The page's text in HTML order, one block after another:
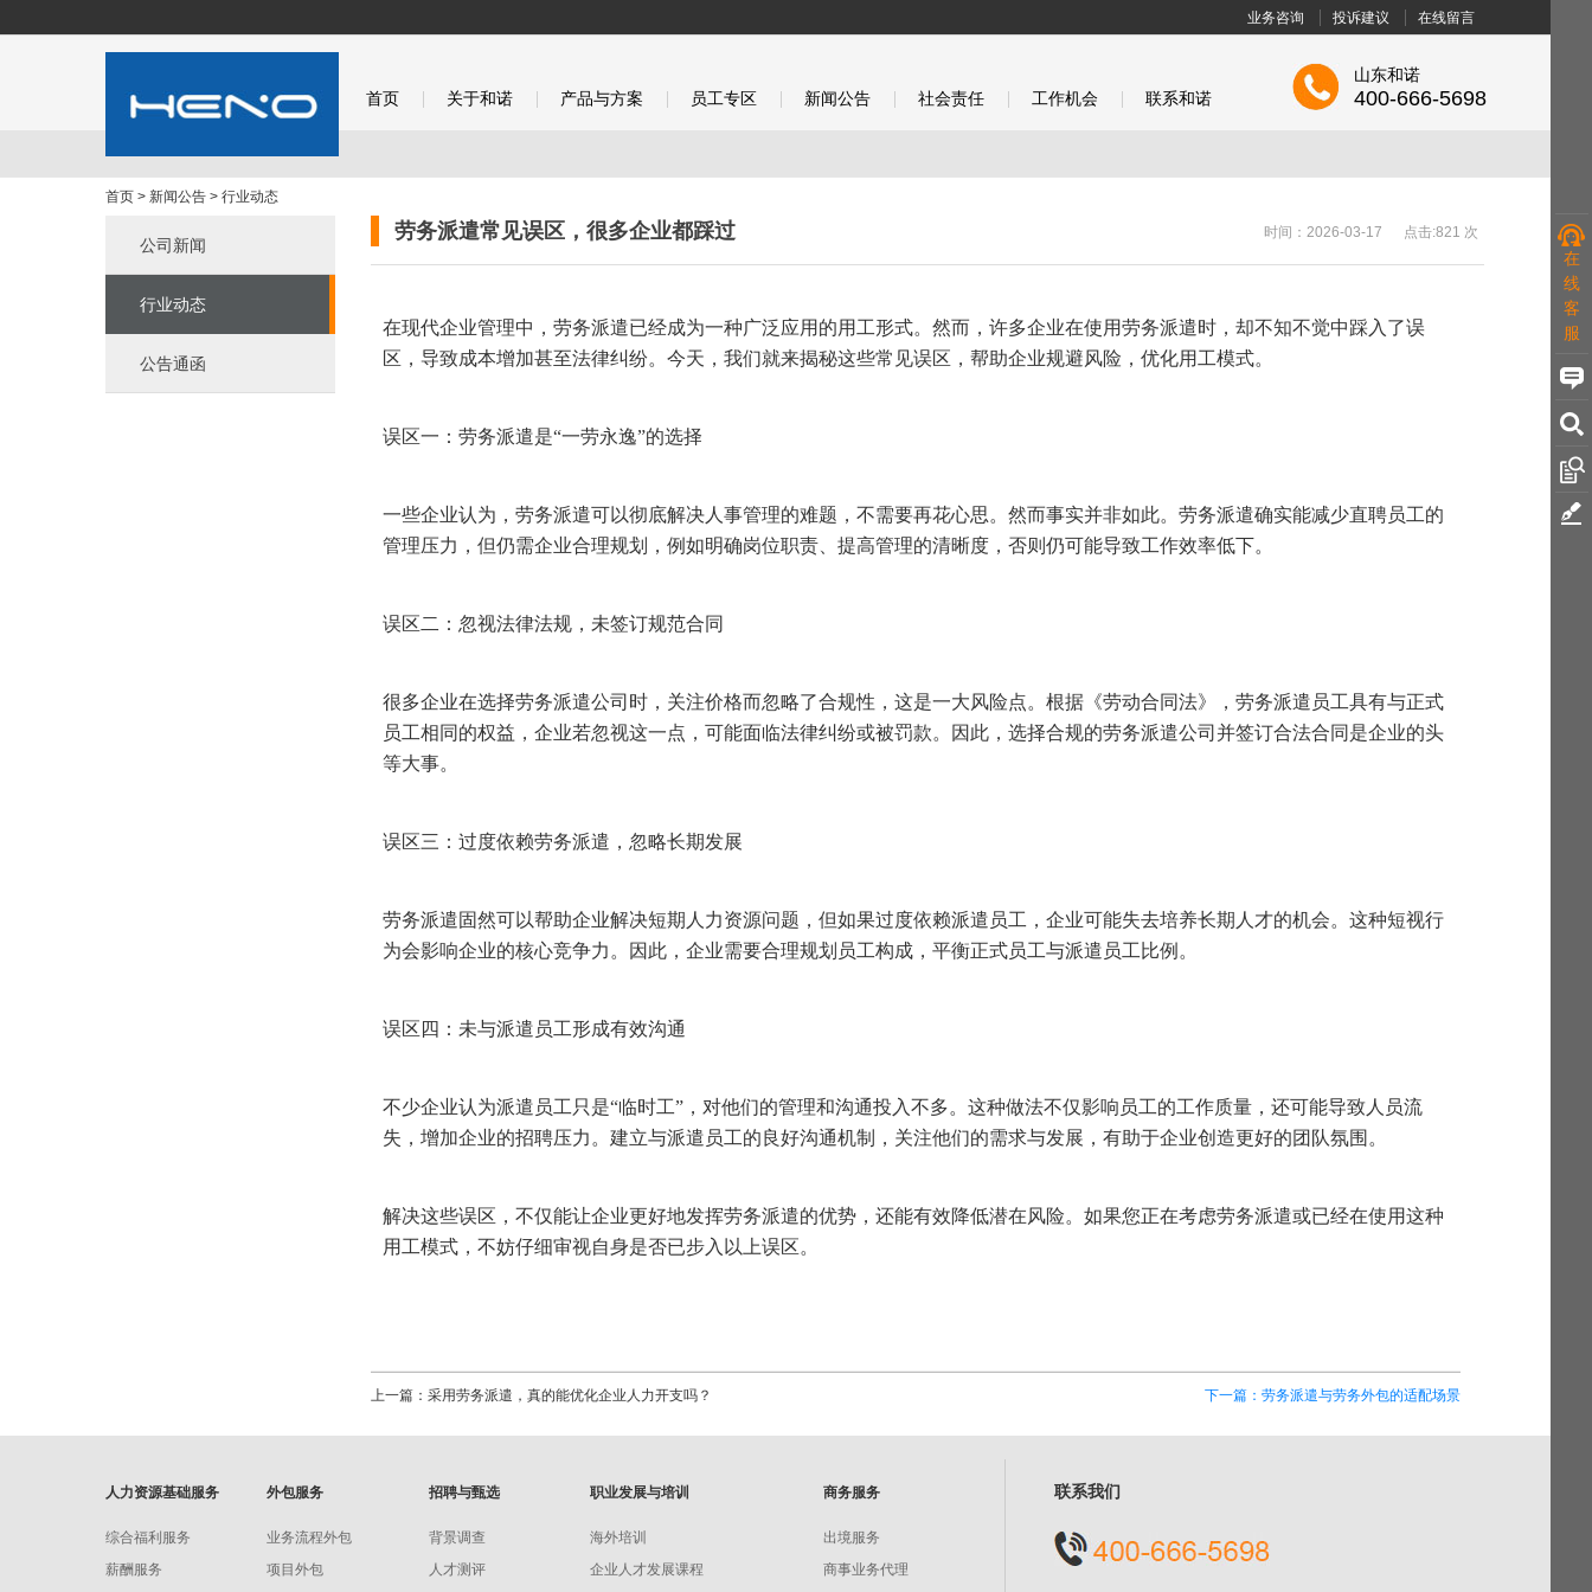
业务咨询 投诉建议 在线留言
首页 关于和诺 产品与方案 员工专区 新闻公告 社会责任 工作机会 联系和诺
山东和诺
400-666-5698
首页 > 新闻公告 > 行业动态
公司新闻
行业动态
公告通函
劳务派遣常见误区，很多企业都踩过 时间：2026-03-17 点击:821 次
在现代企业管理中，劳务派遣已经成为一种广泛应用的用工形式。然而，许多企业在使用劳务派遣时，却不知不觉中踩入了误
区，导致成本增加甚至法律纠纷。今天，我们就来揭秘这些常见误区，帮助企业规避风险，优化用工模式。
误区一：劳务派遣是“一劳永逸”的选择
一些企业认为，劳务派遣可以彻底解决人事管理的难题，不需要再花心思。然而事实并非如此。劳务派遣确实能减少直聘员工的
管理压力，但仍需企业合理规划，例如明确岗位职责、提高管理的清晰度，否则仍可能导致工作效率低下。
误区二：忽视法律法规，未签订规范合同
很多企业在选择劳务派遣公司时，关注价格而忽略了合规性，这是一大风险点。根据《劳动合同法》，劳务派遣员工具有与正式
员工相同的权益，企业若忽视这一点，可能面临法律纠纷或被罚款。因此，选择合规的劳务派遣公司并签订合法合同是企业的头
等大事。
误区三：过度依赖劳务派遣，忽略长期发展
劳务派遣固然可以帮助企业解决短期人力资源问题，但如果过度依赖派遣员工，企业可能失去培养长期人才的机会。这种短视行
为会影响企业的核心竞争力。因此，企业需要合理规划员工构成，平衡正式员工与派遣员工比例。
误区四：未与派遣员工形成有效沟通
不少企业认为派遣员工只是“临时工”，对他们的管理和沟通投入不多。这种做法不仅影响员工的工作质量，还可能导致人员流
失，增加企业的招聘压力。建立与派遣员工的良好沟通机制，关注他们的需求与发展，有助于企业创造更好的团队氛围。
解决这些误区，不仅能让企业更好地发挥劳务派遣的优势，还能有效降低潜在风险。如果您正在考虑劳务派遣或已经在使用这种
用工模式，不妨仔细审视自身是否已步入以上误区。
上一篇：采用劳务派遣，真的能优化企业人力开支吗？ 下一篇：劳务派遣与劳务外包的适配场景
人力资源基础服务
综合福利服务
薪酬服务
外包服务
业务流程外包
项目外包
招聘与甄选
背景调查
人才测评
职业发展与培训
海外培训
企业人才发展课程
商务服务
出境服务
商事业务代理
联系我们
在
线
客
服